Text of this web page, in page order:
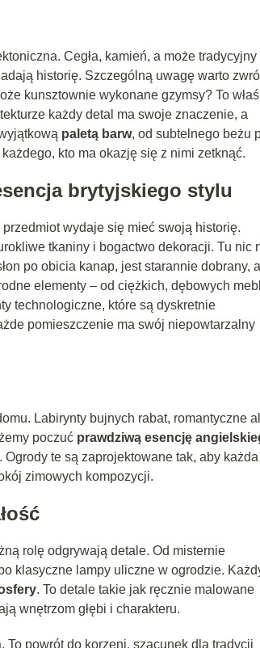
Cegła, kamień, a może tradycyjny
historię. Szczególną uwagę warto
kunsztownie wykonane gzymsy? To
każdy detal ma swoje znaczenie, a
paletą barw, od subtelnego beżu
kto ma okazję się z nimi zetknąć.
brytyjskiego stylu
przedmiot wydaje się mieć swoją historię.
tkaniny i bogactwo dekoracji. Tu nic
po obicia kanap, jest starannie dobrany,
elementy – od ciężkich, dębowych
technologiczne, które są dyskretnie
pomieszczenie ma swój niepowtarzalny
Labirynty bujnych rabat, romantyczne
poczuć prawdziwą esencję
te są zaprojektowane tak, aby każda
zimowych kompozycji.
rolę odgrywają detale. Od misternie
klasyczne lampy uliczne w ogrodzie.
. To detale takie jak ręcznie malowane
wnętrzom głębi i charakteru.
To powrót do korzeni, szacunek dla tradycji